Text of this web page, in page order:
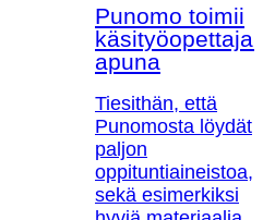
Punomo toimii
apuna
Tiesithän, että
Punomosta löydät
paljon
oppituntiaineistoa,
sekä esimerkiksi